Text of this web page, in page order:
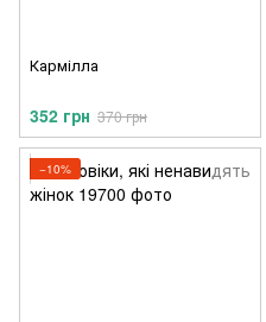
Кармілла
352 грн 370 грн
−10%